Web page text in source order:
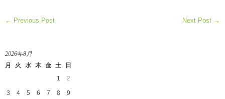
← Previous Post Next Post →
2026年8月
月
火 水 木 金 土
日
1
2
3 4 5 6 7 8 9